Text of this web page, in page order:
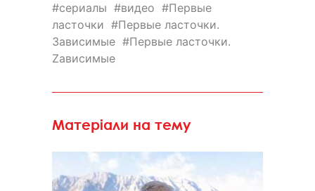
сериалы видео
Первые
ласточки
Первые ласточки.
Зависимые
Первые ласточки.
Zависимые
Матеріали на тему